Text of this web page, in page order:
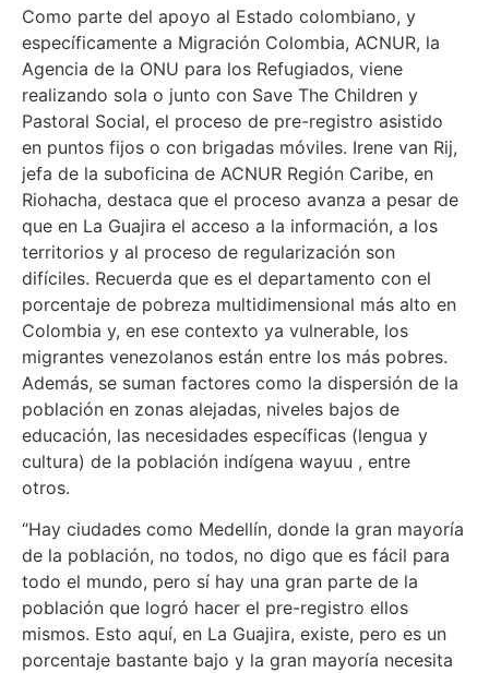
Como parte del apoyo al Estado colombiano, y
específicamente a Migración Colombia, ACNUR, la
Agencia de la ONU para los Refugiados, viene
realizando sola o junto con Save The Children y
Pastoral Social, el proceso de pre-registro asistido
en puntos fijos o con brigadas móviles. Irene van Rij,
jefa de la suboficina de ACNUR Región Caribe, en
Riohacha, destaca que el proceso avanza a pesar de
que en La Guajira el acceso a la información, a los
territorios y al proceso de regularización son
difíciles. Recuerda que es el departamento con el
porcentaje de pobreza multidimensional más alto en
Colombia y, en ese contexto ya vulnerable, los
migrantes venezolanos están entre los más pobres.
Además, se suman factores como la dispersión de la
población en zonas alejadas, niveles bajos de
educación, las necesidades específicas (lengua y
cultura) de la población indígena wayuu , entre
otros.
“Hay ciudades como Medellín, donde la gran mayoría
de la población, no todos, no digo que es fácil para
todo el mundo, pero sí hay una gran parte de la
población que logró hacer el pre-registro ellos
mismos. Esto aquí, en La Guajira, existe, pero es un
porcentaje bastante bajo y la gran mayoría necesita